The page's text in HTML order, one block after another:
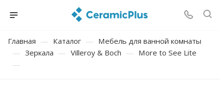
Главная — Каталог — Мебель для ванной комнаты
— Зеркала — Villeroy & Boch — More to See Lite
—